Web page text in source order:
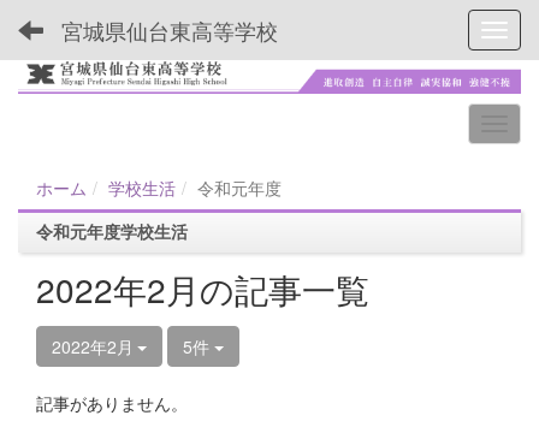
宮城県仙台東高等学校
ホーム 学校生活
令和元年度
令和元年度学校生活
2022年2月の記事一覧
2022年2月 5件
記事がありません。